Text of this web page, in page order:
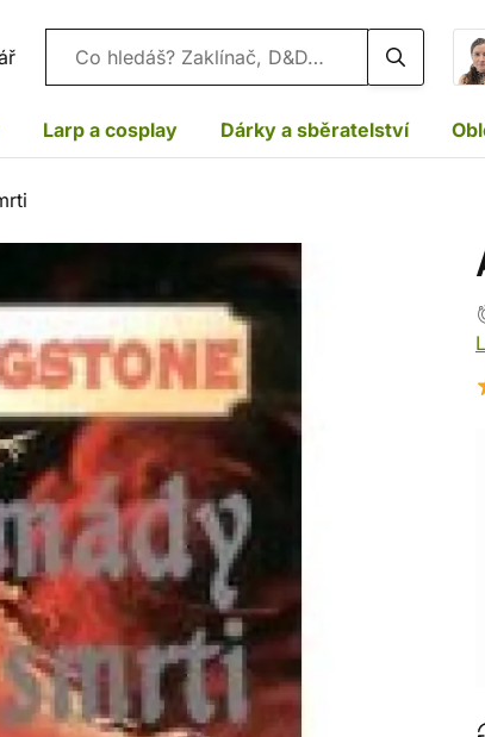
Vyhledávání
Larp a cosplay Dárky a sběratelství